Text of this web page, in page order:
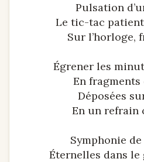
Pulsation
Le tic-tac patient
Sur l’horloge,
Égrener les
En fragments
Déposées
En un refrain
Symphonie
Éternelles dans